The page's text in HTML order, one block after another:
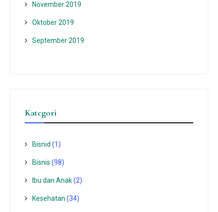
November 2019
Oktober 2019
September 2019
Kategori
Bisnid (1)
Bisnis (98)
Ibu dan Anak(2)
Kesehatan (34)